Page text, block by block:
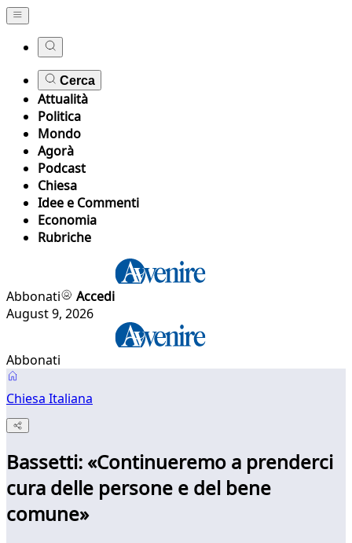
Cerca
Attualità
Politica
Mondo
Agorà
Podcast
Chiesa
Idee e Commenti
Economia
Rubriche
Abbonati
Accedi
August 9, 2026
Abbonati
Chiesa Italiana
Bassetti: «Continueremo a prenderci
cura delle persone e del bene
comune»